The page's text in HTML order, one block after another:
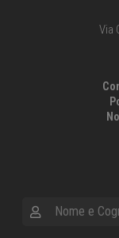
Via